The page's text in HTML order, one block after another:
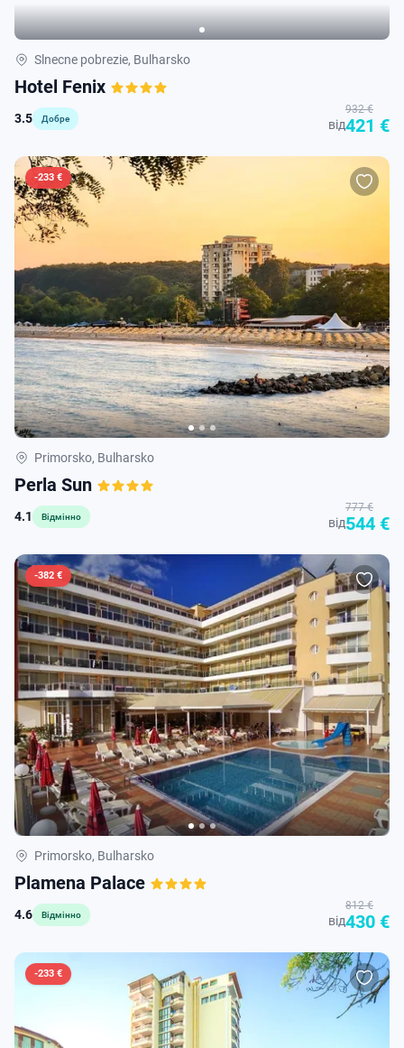
Slnecne pobrezie, Bulharsko
Hotel Fenix
3.5 Добре від
932 €
421 €
-233 €
Primorsko, Bulharsko
Perla Sun
4.1 Відмінно від
777 €
544 €
-382 €
Primorsko, Bulharsko
Plamena Palace
4.6 Відмінно від
812 €
430 €
-233 €